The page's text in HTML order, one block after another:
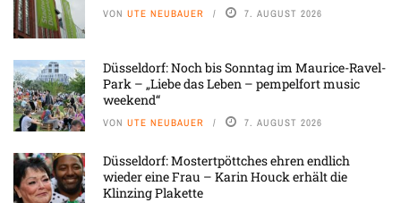
VON UTE NEUBAUER 7. AUGUST 2026
Düsseldorf: Noch bis Sonntag im Maurice-Ravel-
Park – „Liebe das Leben – pempelfort music
weekend“
VON UTE NEUBAUER 7. AUGUST 2026
Düsseldorf: Mostertpöttches ehren endlich
wieder eine Frau – Karin Houck erhält die
Klinzing Plakette